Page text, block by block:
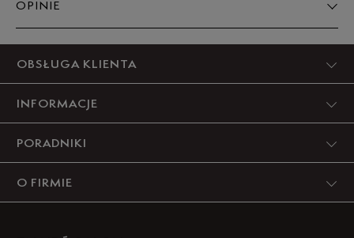
OPINIE
OBSŁUGA KLIENTA
INFORMACJE
PORADNIKI
O FIRMIE